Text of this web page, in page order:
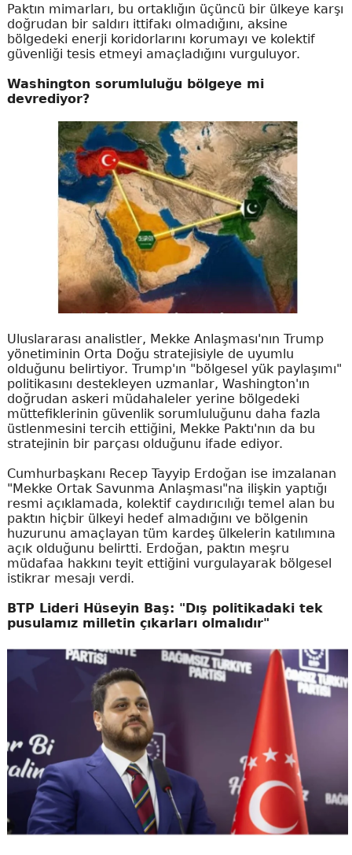
Paktın mimarları, bu ortaklığın üçüncü bir ülkeye karşı
doğrudan bir saldırı ittifakı olmadığını, aksine
bölgedeki enerji koridorlarını korumayı ve kolektif
güvenliği tesis etmeyi amaçladığını vurguluyor.
Washington sorumluluğu bölgeye mi
devrediyor?
Uluslararası analistler, Mekke Anlaşması'nın Trump
yönetiminin Orta Doğu stratejisiyle de uyumlu
olduğunu belirtiyor. Trump'ın "bölgesel yük paylaşımı"
politikasını destekleyen uzmanlar, Washington'ın
doğrudan askeri müdahaleler yerine bölgedeki
müttefiklerinin güvenlik sorumluluğunu daha fazla
üstlenmesini tercih ettiğini, Mekke Paktı'nın da bu
stratejinin bir parçası olduğunu ifade ediyor.
Cumhurbaşkanı Recep Tayyip Erdoğan ise imzalanan
"Mekke Ortak Savunma Anlaşması"na ilişkin yaptığı
resmi açıklamada, kolektif caydırıcılığı temel alan bu
paktın hiçbir ülkeyi hedef almadığını ve bölgenin
huzurunu amaçlayan tüm kardeş ülkelerin katılımına
açık olduğunu belirtti. Erdoğan, paktın meşru
müdafaa hakkını teyit ettiğini vurgulayarak bölgesel
istikrar mesajı verdi.
BTP Lideri Hüseyin Baş: "Dış politikadaki tek
pusulamız milletin çıkarları olmalıdır"